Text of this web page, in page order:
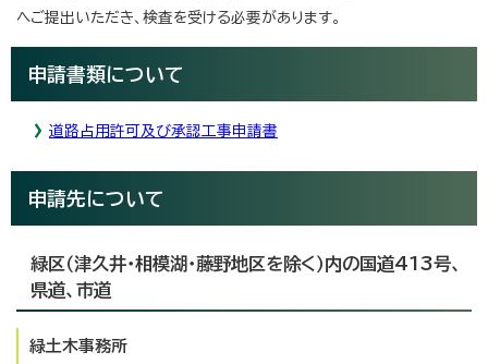
へご提出いただき、検査を受ける必要があります。
申請書類について
道路占用許可及び承認工事申請書
申請先について
緑区（津久井・相模湖・藤野地区を除く）内の国道413号、
県道、市道
緑土木事務所